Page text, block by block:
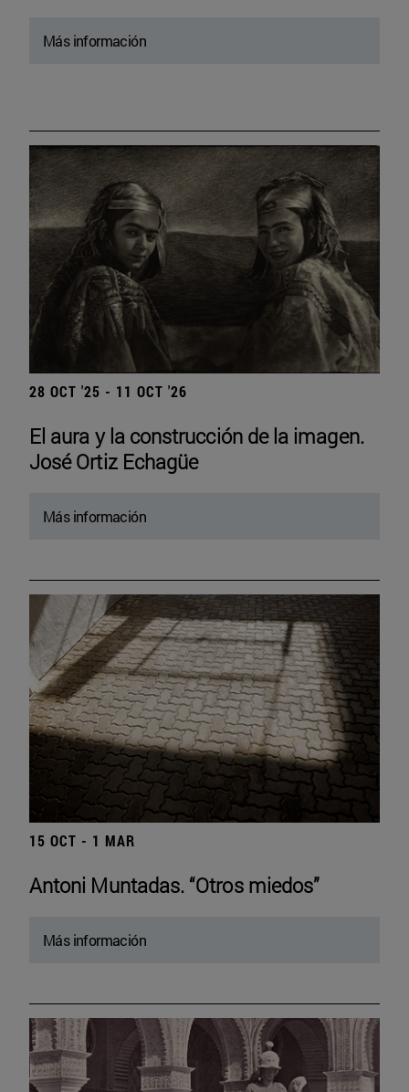
Más información
28 OCT '25 - 11 OCT '26
El aura y la construcción de la imagen.
José Ortiz Echagüe
Más información
15 OCT - 1 MAR
Antoni Muntadas. “Otros miedos”
Más información